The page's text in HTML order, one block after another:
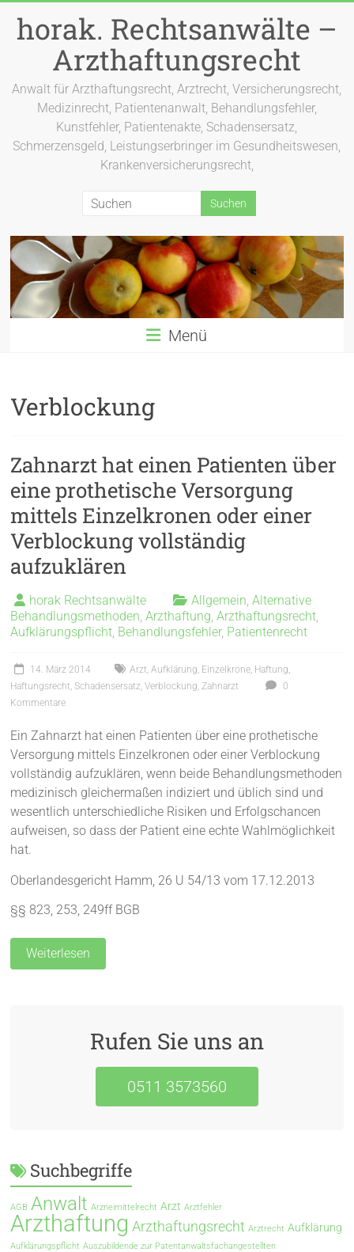
Inhalt
springen
horak. Rechtsanwälte –
Arzthaftungsrecht
Anwalt für Arzthaftungsrecht, Arztrecht, Versicherungsrecht,
Medizinrecht, Patientenanwalt, Behandlungsfehler,
Kunstfehler, Patientenakte, Schadensersatz,
Schmerzensgeld, Leistungserbringer im Gesundheitswesen,
Krankenversicherungsrecht,
Menü
Verblockung
Zahnarzt hat einen Patienten über
eine prothetische Versorgung
mittels Einzelkronen oder einer
Verblockung vollständig
aufzuklären
horak Rechtsanwälte Allgemein ,Alternative
Behandlungsmethoden ,Arzthaftung ,Arzthaftungsrecht
Aufklärungspflicht Behandlungsfehler, Patientenrecht
14. März 2014 Arzt ,Aufklärung Einzelkrone Haftung
Haftungsrecht ,Schadensersatz ,Verblockung Zahnarzt
0
Kommentare
Ein Zahnarzt hat einen Patienten über eine prothetische
Versorgung mittels Einzelkronen oder einer Verblockung
vollständig aufzuklären, wenn beide Behandlungsmethoden
medizinisch gleichermaßen indiziert und üblich sind und
wesentlich unterschiedliche Risiken und Erfolgschancen
aufweisen, so dass der Patient eine echte Wahlmöglichkeit
hat.
Oberlandesgericht Hamm, 26 U 54/13 vom 17.12.2013
§§ 823, 253, 249ff BGB
Weiterlesen
Rufen Sie uns an
0511 3573560
Suchbegriffe
AGB Anwalt Arzneimittelrecht Arzt Arztfehler
Arzthaftung Arzthaftungsrecht Arztrecht Aufklärung
Aufklärungspflicht Auszubildende zur Patentanwaltsfachangestellten